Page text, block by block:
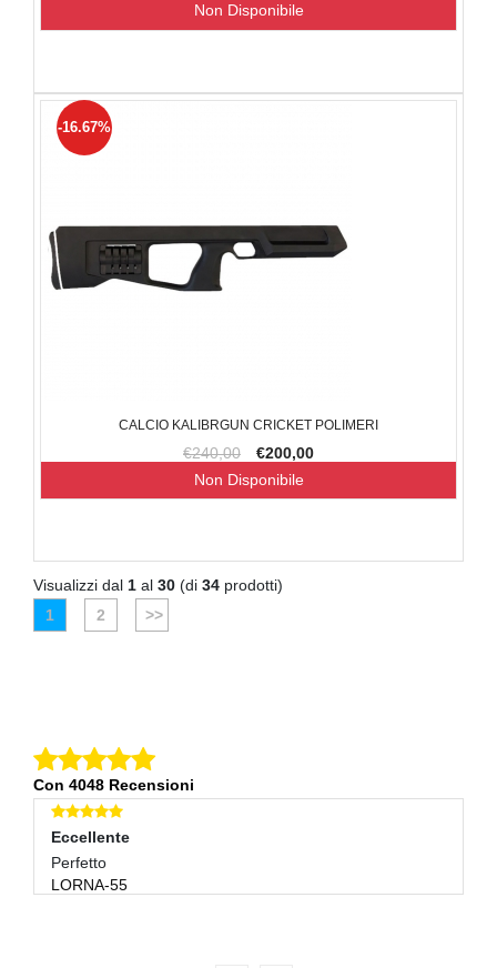
Non Disponibile
CALCIO KALIBRGUN CRICKET POLIMERI
€240,00 €200,00
-16.67%
Non Disponibile
Visualizzi dal 1 al 30 (di 34 prodotti)
1
2 >>
Con 4048 Recensioni
Eccellente
Perfetto
LORNA-55